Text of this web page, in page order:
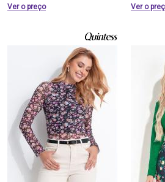
Ver o preço Ver o